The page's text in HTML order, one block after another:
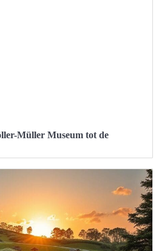
Müller Museum tot de